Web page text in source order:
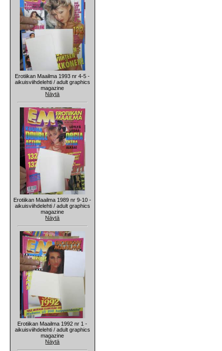
Erotiikan Maailma 1993 nr 4-5 -
aikuisviihdelehti / adult graphics
magazine
Näytä
Erotiikan Maailma 1989 nr 9-10 -
aikuisviihdelehti / adult graphics
magazine
Näytä
Erotiikan Maailma 1992 nr 1 -
aikuisviihdelehti / adult graphics
magazine
Näytä